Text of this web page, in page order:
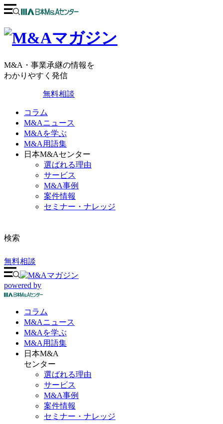
M&A・事業承継の情報を
わかりやすく発信
無料相談
コラム
M&Aニュース
M&Aを学ぶ
M&A用語集
日本M&Aセンター
選ばれる理由
サービス
M&A事例
案件情報
セミナー・ナレッジ
検索
無料相談
powered by
コラム
M&Aニュース
M&Aを学ぶ
M&A 用語集
日本M&A
センター
選ばれる理由
サービス
M&A事例
案件情報
セミナー・ナレッジ